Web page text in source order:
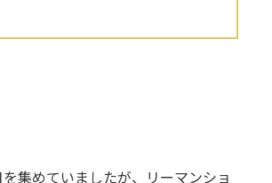
集めていましたが、リーマンショ